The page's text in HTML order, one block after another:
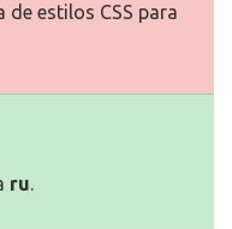
estilos CSS para
ru.